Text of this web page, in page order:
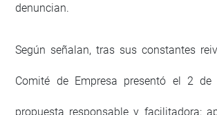
denuncian.
Según señalan, tras sus constantes
Comité de Empresa presentó el 2 de
propuesta responsable y facilitadora: